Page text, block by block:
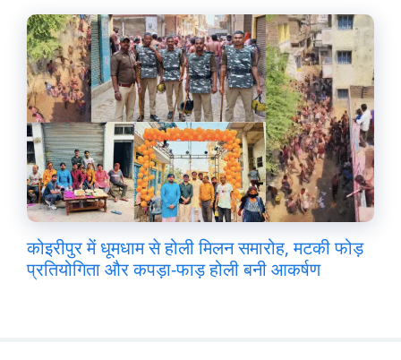
कोइरीपुर में धूमधाम से होली मिलन समारोह, मटकी फोड़
प्रतियोगिता और कपड़ा-फाड़ होली बनी आकर्षण